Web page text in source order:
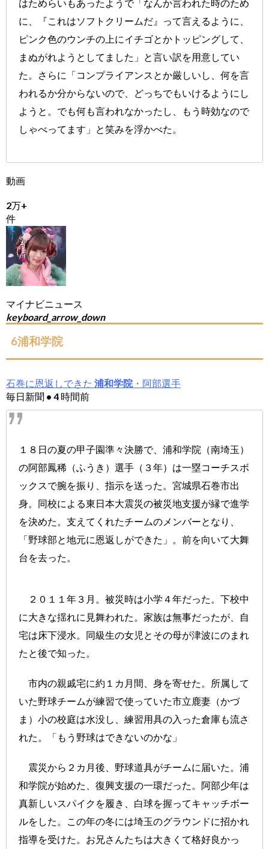
はためらいもあったようで「なんか言われた時のため
に、『これはソフトクリームだ』って言えるように、
ピンク色のウンチの上にイチゴとかトッピングして、
まぬがれようとしてました」と言い訳を用意してい
た。さらに「コンプライアンスとか厳しいし、何を言
われるか分からないので、どっちでもいけるようにし
ようと。でも何も言われなかったし、もう時効なので
しゃべってます」と笑みを浮かべた。
動画
2万+
件
マイナビニュース
keyboard_arrow_down
6浦和学院
石巻に恩返しできた 浦和学院・阿部選手
毎日新聞 • 4 時間前
１８日の夏の甲子園準々決勝で、浦和学院（南埼玉）
の阿部鳳稀（ふうき）選手（３年）は一塁コーチスボ
ックスで腕を振り、指示を送った。宮城県石巻市出
身。同校による東日本大震災の被災地支援が縁で進学
を決めた。支えてくれたチームのメンバーとなり、
「野球部と地元に恩返しができた」。前を向いて大舞
台を去った。
２０１１年３月。被災時は小学４年だった。下校中
に大きな揺れに見舞われた。家族は無事だったが、自
宅は床下浸水。同級生の女児とその母が津波にのまれ
たと後で知った。
市内の親戚宅に約１カ月間、身を寄せた。所属して
いた野球チームが練習で使っていた市立鹿妻（かづ
ま）小の校庭は水没し、練習用具の入った倉庫も流さ
れた。「もう野球はできないのかな」
震災から２カ月後、野球道具がチームに届いた。浦
和学院が始めた、復興支援の一環だった。阿部少年は
真新しいスパイクを履き、白球を握ってキャッチボー
ルをした。この年の冬には埼玉のグラウンドに招かれ
指導を受けた。お兄さんたちは大きくて格好良かっ